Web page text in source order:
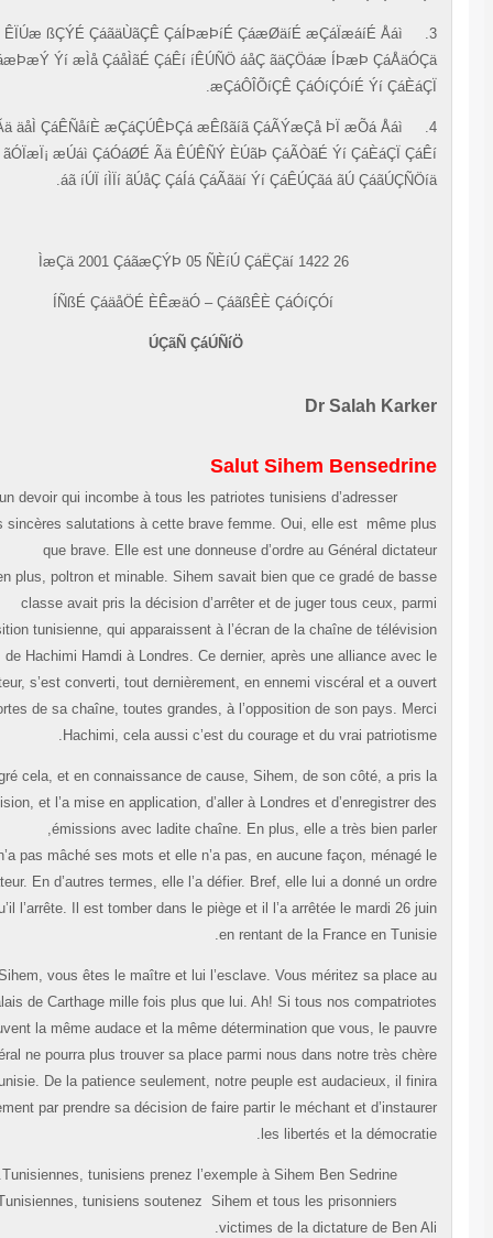
ÊÏÚæ ßÇÝÉ ÇáãäÙãÇÊ ÇáÍÞæÞíÉ ÇáæØäíÉ æÇáÏæáíÉ Åáì
ÇáæÞæÝ Ýí æÌå ÇáåÌãÉ ÇáÊí íÊÚÑÖ áåÇ ãäÇÖáæ ÍÞæÞ
æÇáÔÎÕíÇÊ ÇáÓíÇÓíÉ Ýí
ÊÄßÏ Ãä äåÌ ÇáÊÑåíÈ æÇáÇÚÊÞÇá æÊßãíã ÇáÃÝæÇå ÞÏ æÕá Åáì
ØÑíÞ ãÓÏæÏ¡ æÚáì ÇáÓáØÉ Ãä ÊÚÊÑÝ ÈÚãÞ ÇáÃÒãÉ Ýí ÇáÈáÇÏ
áã íÚÏ íÌÏí ãÚåÇ ÇáÍá ÇáÃãäí Ýí ÇáÊÚÇãá ãÚ
ÍÑßÉ ÇáäåÖÉ ÈÊæäÓ–ÇáãßÊÈ ÇáÓíÇÓí
ÚÇãÑ ÇáÚÑíÖ
Dr Salah
Salut Sihem
C’est un devoir qui incombe à tous les patriotes tunisiens d’adresser
leurs sincères salutations à cette brave femme. Oui, elle est même
que brave. Elle est une donneuse d’ordre au Général
et, en plus, poltron et minable. Sihem savait bien que ce gradé de
classe avait pris la décision d’arrêter et de juger tous ceux,
l’opposition tunisienne, qui apparaissent à l’écran de la chaîne de
de Hachimi Hamdi à Londres. Ce dernier, après une alliance avec
dictateur, s’est converti, tout dernièrement, en ennemi viscéral et a
les portes de sa chaîne, toutes grandes, à l’opposition de son pays.
Hachimi, cela aussi c’est du courage et du vrai
Malgré cela, et en connaissance de cause, Sihem, de son côté, a pris
décision, et l’a mise en application, d’aller à Londres et d’enregistrer
émissions avec ladite chaîne. En plus, elle a très bien
elle n’a pas mâché ses mots et elle n’a pas, en aucune façon, ménagé
dictateur. En d’autres termes, elle l’a défier. Bref, elle lui a donné un
pour qu’il l’arrête. Il est tomber dans le piège et il l’a arrêtée le mardi 26
en rentant de la France en
Bravo Sihem, vous êtes le maître et lui l’esclave. Vous méritez sa place
palais de Carthage mille fois plus que lui. Ah! Si tous nos
trouvent la même audace et la même détermination que vous, le
Général ne pourra plus trouver sa place parmi nous dans notre très
Tunisie. De la patience seulement, notre peuple est audacieux, il
certainement par prendre sa décision de faire partir le méchant et
les libertés et la
Tunisiennes, tunisiens soutenez Sihem et tous les prisonniers
victimes de la dictature de Ben